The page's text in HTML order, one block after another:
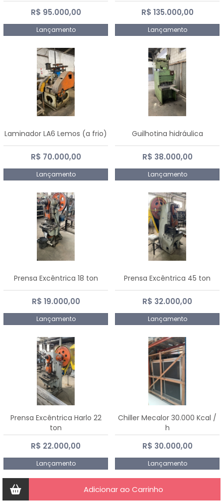
R$ 95.000,00
Lançamento
R$ 135.000,00
Lançamento
Laminador LA6 Lemos (a frio)
R$ 70.000,00
Lançamento
Guilhotina hidráulica
R$ 38.000,00
Lançamento
Prensa Excêntrica 18 ton
R$ 19.000,00
Lançamento
Prensa Excêntrica 45 ton
R$ 32.000,00
Lançamento
Prensa Excêntrica Harlo 22
ton
R$ 22.000,00
Lançamento
Chiller Mecalor 30.000 Kcal /
h
R$ 30.000,00
Lançamento
Adicionar ao Carrinho